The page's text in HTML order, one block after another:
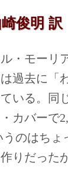
俊明 訳
・モーリ
過去に
いる。同
カバーで
のはち
りだった